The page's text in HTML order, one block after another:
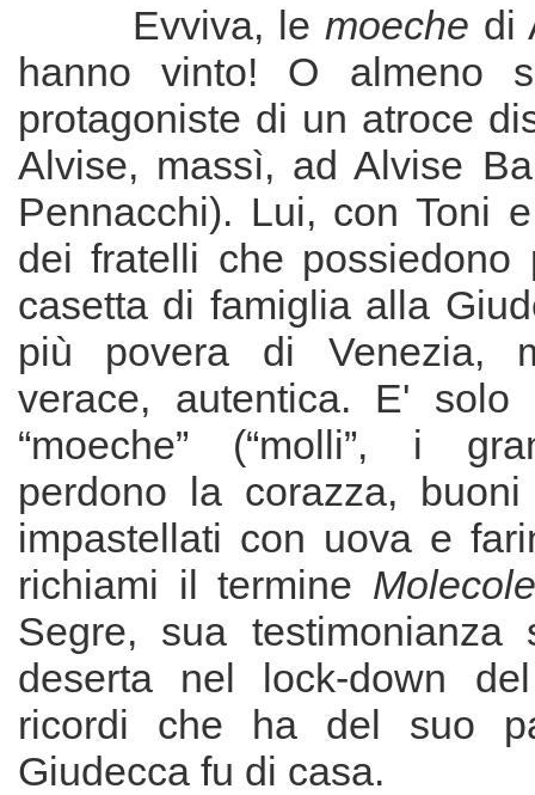
Evviva, le moeche di
hanno vinto! O almeno
protagoniste di un atroce
Alvise, massì, ad Alvise
Pennacchi). Lui, con Toni
dei fratelli che possiedono
casetta di famiglia alla
più povera di Venezia,
verace, autentica. E'
“moeche” (“molli”, i
perdono la corazza,
impastellati con uova e
richiami il termine
Segre, sua testimonianza
deserta nel lock-down
ricordi che ha del suo
Giudecca fu di casa.